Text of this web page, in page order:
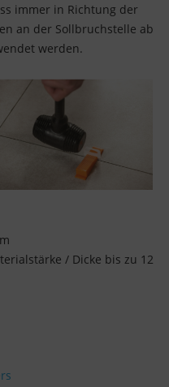
immer in Richtung der
an der Sollbruchstelle ab
werden.
/ Dicke bis zu 12